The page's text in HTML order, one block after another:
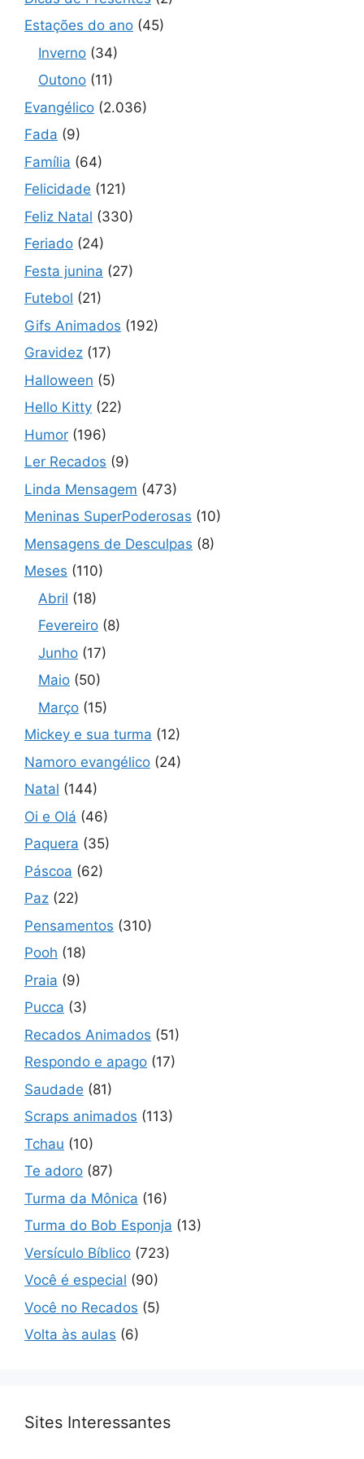
Estações do ano (45)
Inverno (34)
Outono (11)
Evangélico (2.036)
Fada (9)
Família (64)
Felicidade (121)
Feliz Natal (330)
Feriado (24)
Festa junina (27)
Futebol (21)
Gifs Animados (192)
Gravidez (17)
Halloween (5)
Hello Kitty (22)
Humor (196)
Ler Recados (9)
Linda Mensagem (473)
Meninas SuperPoderosas (10)
Mensagens de Desculpas (8)
Meses (110)
Abril (18)
Fevereiro (8)
Junho (17)
Maio (50)
Março (15)
Mickey e sua turma (12)
Namoro evangélico (24)
Natal (144)
Oi e Olá (46)
Paquera (35)
Páscoa (62)
Paz (22)
Pensamentos (310)
Pooh (18)
Praia (9)
Pucca (3)
Recados Animados (51)
Respondo e apago (17)
Saudade (81)
Scraps animados (113)
Tchau (10)
Te adoro (87)
Turma da Mônica (16)
Turma do Bob Esponja (13)
Versículo Bíblico (723)
Você é especial (90)
Você no Recados (5)
Volta às aulas (6)
Sites Interessantes